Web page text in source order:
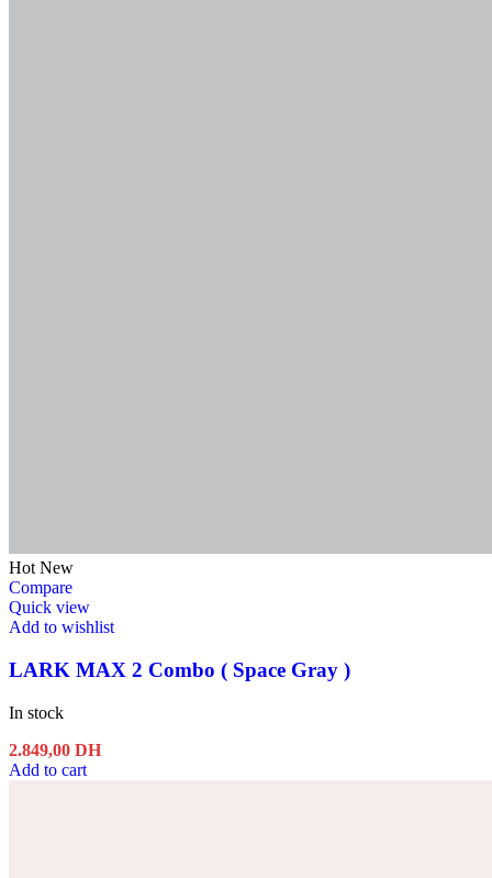
Hot New
Compare
Quick view
Add to wishlist
LARK MAX 2 Combo ( Space Gray )
In stock
2.849,00 DH
Add to cart